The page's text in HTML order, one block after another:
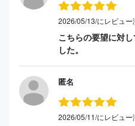
2026/05/13/にレビュー
こちらの要望に対
した。
匿名
2026/05/11/にレビュー